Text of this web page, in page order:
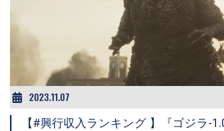
2023.11.07
【#興行収入ランキング 】『ゴジラ-